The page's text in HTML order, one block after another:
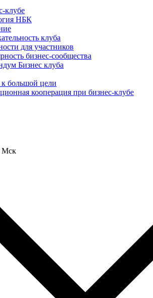
клубе
НБК
клуба
для участников
бизнес-сообщества
Бизнес клуба
большой цели
кооперация при бизнес-клубе
Мск